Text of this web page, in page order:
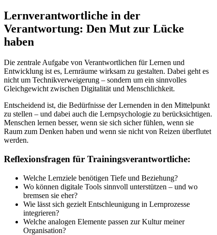
Lernverantwortliche in der
Verantwortung: Den Mut zur Lücke
haben
Die zentrale Aufgabe von Verantwortlichen für Lernen und
Entwicklung ist es, Lernräume wirksam zu gestalten. Dabei geht es
nicht um Technikverweigerung – sondern um ein sinnvolles
Gleichgewicht zwischen Digitalität und Menschlichkeit.
Entscheidend ist, die Bedürfnisse der Lernenden in den Mittelpunkt
zu stellen – und dabei auch die Lernpsychologie zu berücksichtigen.
Menschen lernen besser, wenn sie sich sicher fühlen, wenn sie
Raum zum Denken haben und wenn sie nicht von Reizen überflutet
werden.
Reflexionsfragen für Trainingsverantwortliche:
Welche Lernziele benötigen Tiefe und Beziehung?
Wo können digitale Tools sinnvoll unterstützen – und wo
bremsen sie eher?
Wie lässt sich gezielt Entschleunigung in Lernprozesse
integrieren?
Welche analogen Elemente passen zur Kultur meiner
Organisation?